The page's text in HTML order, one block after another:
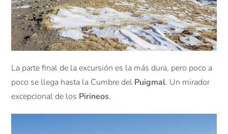
La parte final de la excursión es la más dura, pero poco a
poco se llega hasta la Cumbre del Puigmal. Un mirador
excepcional de los Pirineos.